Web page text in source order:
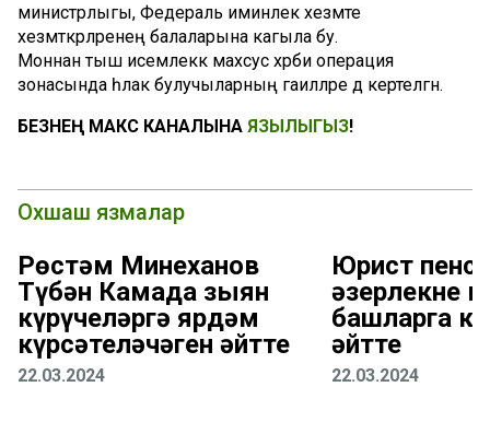
министрлыгы, Федераль иминлек хезмәте
хезмәткәрләренең балаларына кагыла бу.
Моннан тыш исемлеккә махсус хәрби операция
зонасында һәлак булучыларның гаиләләре дә кертелгән.
БЕЗНЕҢ МАКС КАНАЛЫНА ЯЗЫЛЫГЫЗ!
Охшаш язмалар
Рөстәм Миңнеханов
Түбән Камада зыян
күрүчеләргә ярдәм
күрсәтеләчәген әйтте
22.03.2024
Юрист
әзерлекне
башларга
әйтте
22.03.2024